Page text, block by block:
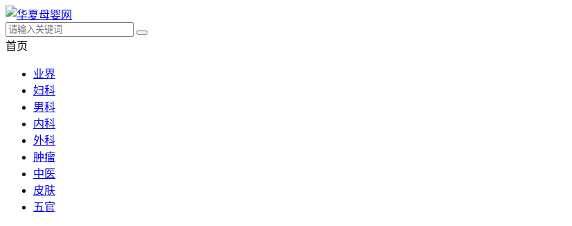
首页
业界
妇科
男科
内科
外科
肿瘤
中医
皮肤
五官